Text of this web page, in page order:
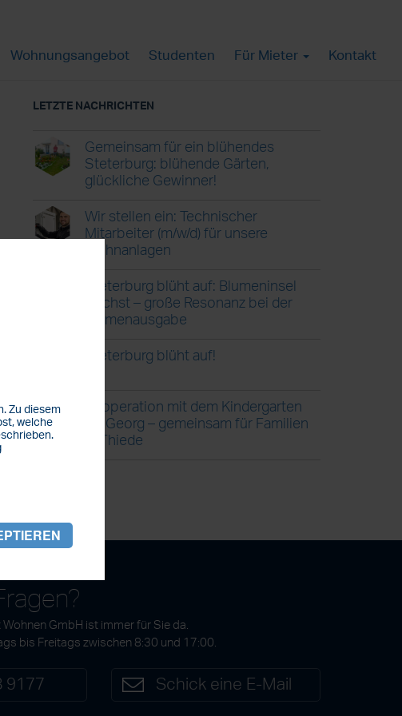
Wohnungsangebot Studenten Für Mieter Kontakt
LETZTE NACHRICHTEN
Gemeinsam für ein blühendes
Steterburg: blühende Gärten,
glückliche Gewinner!
Wir stellen ein: Technischer
Mitarbeiter (m/w/d) für unsere
Wohnanlagen
Steterburg blüht auf: Blumeninsel
wächst – große Resonanz bei der
Blumenausgabe
Steterburg blüht auf!
Kooperation mit dem Kindergarten
St. Georg – gemeinsam für Familien
in Thiede
GmbH ist immer für Sie da.
bis Freitags zwischen 8:30 und 17:00.
9177 Schick eine E-Mail
Zu diesem
welche